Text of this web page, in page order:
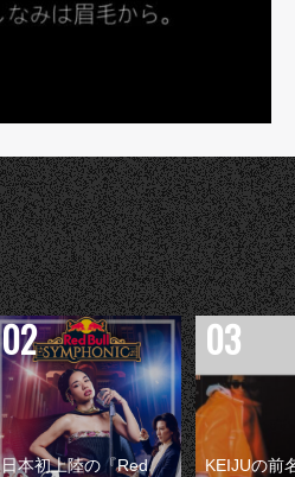
日本初上陸の『Red
KEIJUの前